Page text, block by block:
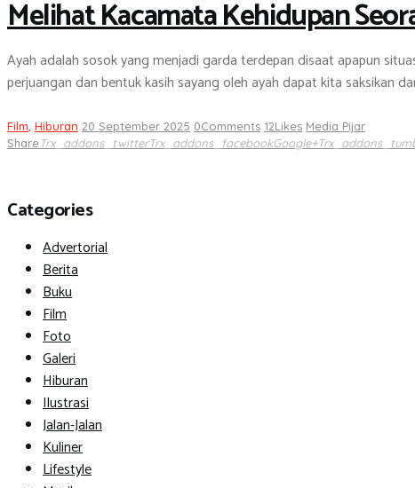
Melihat Kacamata Kehidupan
Ayah adalah sosok yang menjadi garda terdepan disaat apapun
perjuangan dan bentuk kasih sayang oleh ayah dapat kita saksikan
Film, Hiburan 20 September 2025 0Comments 12Likes Media Pijar
ShareTrx_addons_twitterTrx_addons_facebookGoogle+
Categories
Advertorial
Berita
Buku
Film
Foto
Galeri
Hiburan
Ilustrasi
Jalan-Jalan
Kuliner
Lifestyle